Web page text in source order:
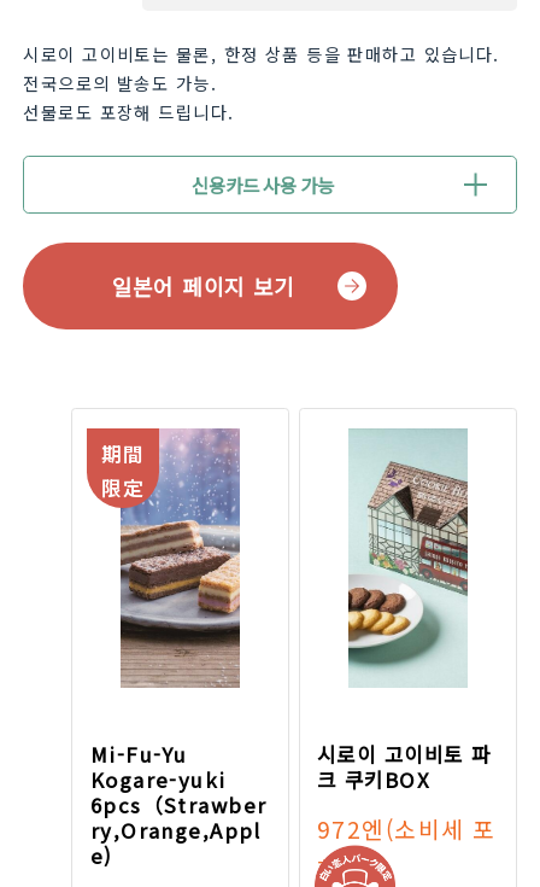
시로이 고이비토는 물론, 한정 상품 등을 판매하고 있습니다.
전국으로의 발송도 가능.
선물로도 포장해 드립니다.
신용카드 사용 가능
일본어 페이지 보기
期間
限定
Mi-Fu-Yu
Kogare-yuki
6pcs（Strawber
ry,Orange,Appl
e)
시로이 고이비토 파
크 쿠키BOX
972엔(소비세 포
함)